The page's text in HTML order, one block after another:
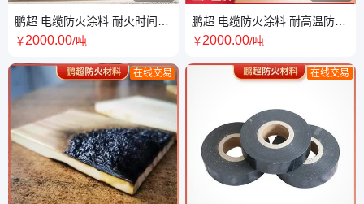
鹏超 电缆防火涂料 耐火时间长
涂层薄 厂房建筑施工
￥2000.00/吨
在线交易
鹏超 电缆防火涂料 耐高温防腐
蚀 可承接全国工程
￥2000.00/吨
在线交易